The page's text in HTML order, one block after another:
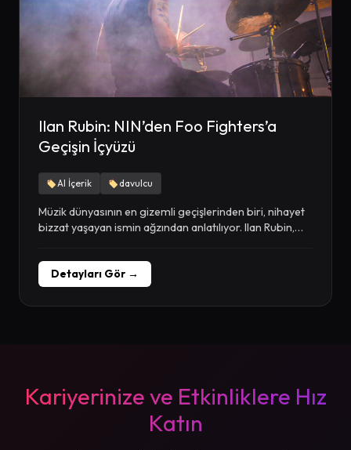
Ilan Rubin: NIN’den Foo Fighters’a
Geçişin İçyüzü
AI İçerik davulcu
Müzik dünyasının en gizemli geçişlerinden biri, nihayet
bizzat yaşayan ismin ağzından anlatılıyor. Ilan Rubin,
Detayları Gör →
Kariyerinize ve Etkinliklere Hız
Katın